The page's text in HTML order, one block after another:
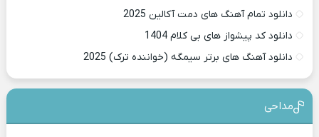
دانلود تمام آهنگ های دمت آکالین 2025
دانلود کد پیشواز های بی کلام 1404
دانلود آهنگ های برتر سیمگه (خواننده ترک) 2025
مداحی